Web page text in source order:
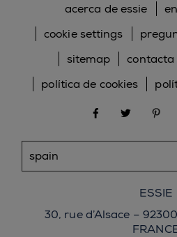
acerca de essie
cookie settings
sitemap
contacta
política de cookies
facebooktwitter
ESSIE
30, rue d’Alsace –